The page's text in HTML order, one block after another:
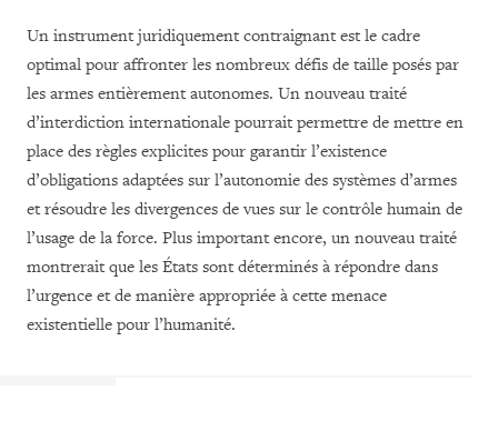
Un instrument juridiquement contraignant est le cadre
optimal pour affronter les nombreux défis de taille posés par
les armes entièrement autonomes. Un nouveau traité
d’interdiction internationale pourrait permettre de mettre en
place des règles explicites pour garantir l’existence
d’obligations adaptées sur l’autonomie des systèmes d’armes
et résoudre les divergences de vues sur le contrôle humain de
l’usage de la force. Plus important encore, un nouveau traité
montrerait que les États sont déterminés à répondre dans
l’urgence et de manière appropriée à cette menace
existentielle pour l’humanité.